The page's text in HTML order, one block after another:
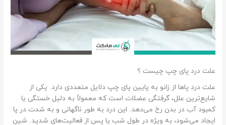
علت درد پای چپ چیست ؟
علت درد پاها از زانو به پایین پای چپ دلایل متعددی دارد. یکی از
شایع‌ترین علل، گرفتگی عضلات است که معمولاً به دلیل خستگی یا
کمبود آب در بدن رخ می‌دهد. این درد به طور ناگهانی و به شدت در پا
ایجاد می‌شود، به ویژه در طول شب یا پس از فعالیت‌های شدید. شین